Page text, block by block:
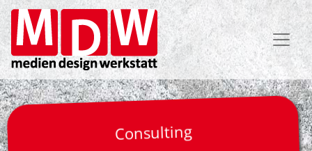
Direkt
zum
Inhalt
Consulting